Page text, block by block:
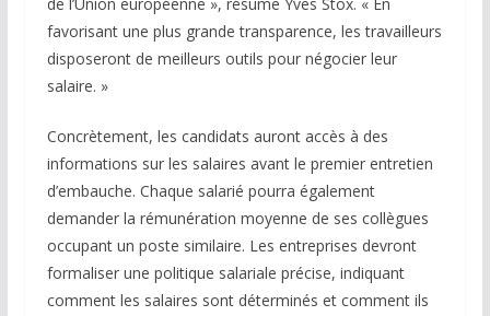
favorisant une plus grande transparence, les travailleurs
disposeront de meilleurs outils pour négocier leur
salaire. »
Concrètement, les candidats auront accès à des
informations sur les salaires avant le premier entretien
d’embauche. Chaque salarié pourra également
demander la rémunération moyenne de ses collègues
occupant un poste similaire. Les entreprises devront
formaliser une politique salariale précise, indiquant
comment les salaires sont déterminés et comment ils